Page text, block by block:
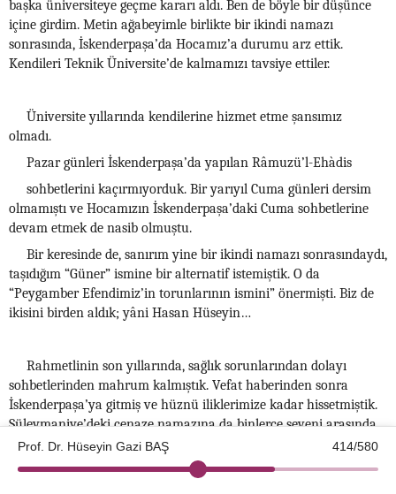
Prof. Dr. Hüseyin Gazi BAŞ 414/580
başka üniversiteye geçme kararı aldı. Ben de böyle bir düşünce
içine girdim. Metin ağabeyimle birlikte bir ikindi namazı
sonrasında, İskenderpaşa’da Hocamız’a durumu arz ettik.
Kendileri Teknik Üniversite’de kalmamızı tavsiye ettiler.
Üniversite yıllarında kendilerine hizmet etme şansımız
olmadı.
Pazar günleri İskenderpaşa’da yapılan Râmuzü’l-Ehàdis
sohbetlerini kaçırmıyorduk. Bir yarıyıl Cuma günleri dersim
olmamıştı ve Hocamızın İskenderpaşa’daki Cuma sohbetlerine
devam etmek de nasib olmuştu.
Bir keresinde de, sanırım yine bir ikindi namazı sonrasındaydı,
taşıdığım “Güner” ismine bir alternatif istemiştik. O da
“Peygamber Efendimiz’in torunlarının ismini” önermişti. Biz de
ikisini birden aldık; yâni Hasan Hüseyin…
Rahmetlinin son yıllarında, sağlık sorunlarından dolayı
sohbetlerinden mahrum kalmıştık. Vefat haberinden sonra
İskenderpaşa’ya gitmiş ve hüznü iliklerimize kadar hissetmiştik.
Süleymaniye’deki cenaze namazına da binlerce seveni arasında
katılmıştık. İlmin ve kardeşliğin önemi yanında, Rahmetli
Hocaefendi’den öğrendiğim bir husus “farkındalık”tır. Hepimiz
Allah-u Teàlâ’nın kullarıyız ve her an O’nun huzurundayız. Biz
©2026 Kotku Enstitüsü v2.8.3